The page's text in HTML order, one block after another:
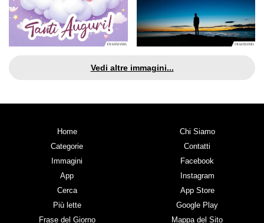
Vedi altre immagini...
Home
Categorie
Immagini
App
Cerca
Più lette
Frase del Giorno
Chi Siamo
Contatti
Facebook
Instagram
App Store
Google Play
Mappa del Sito